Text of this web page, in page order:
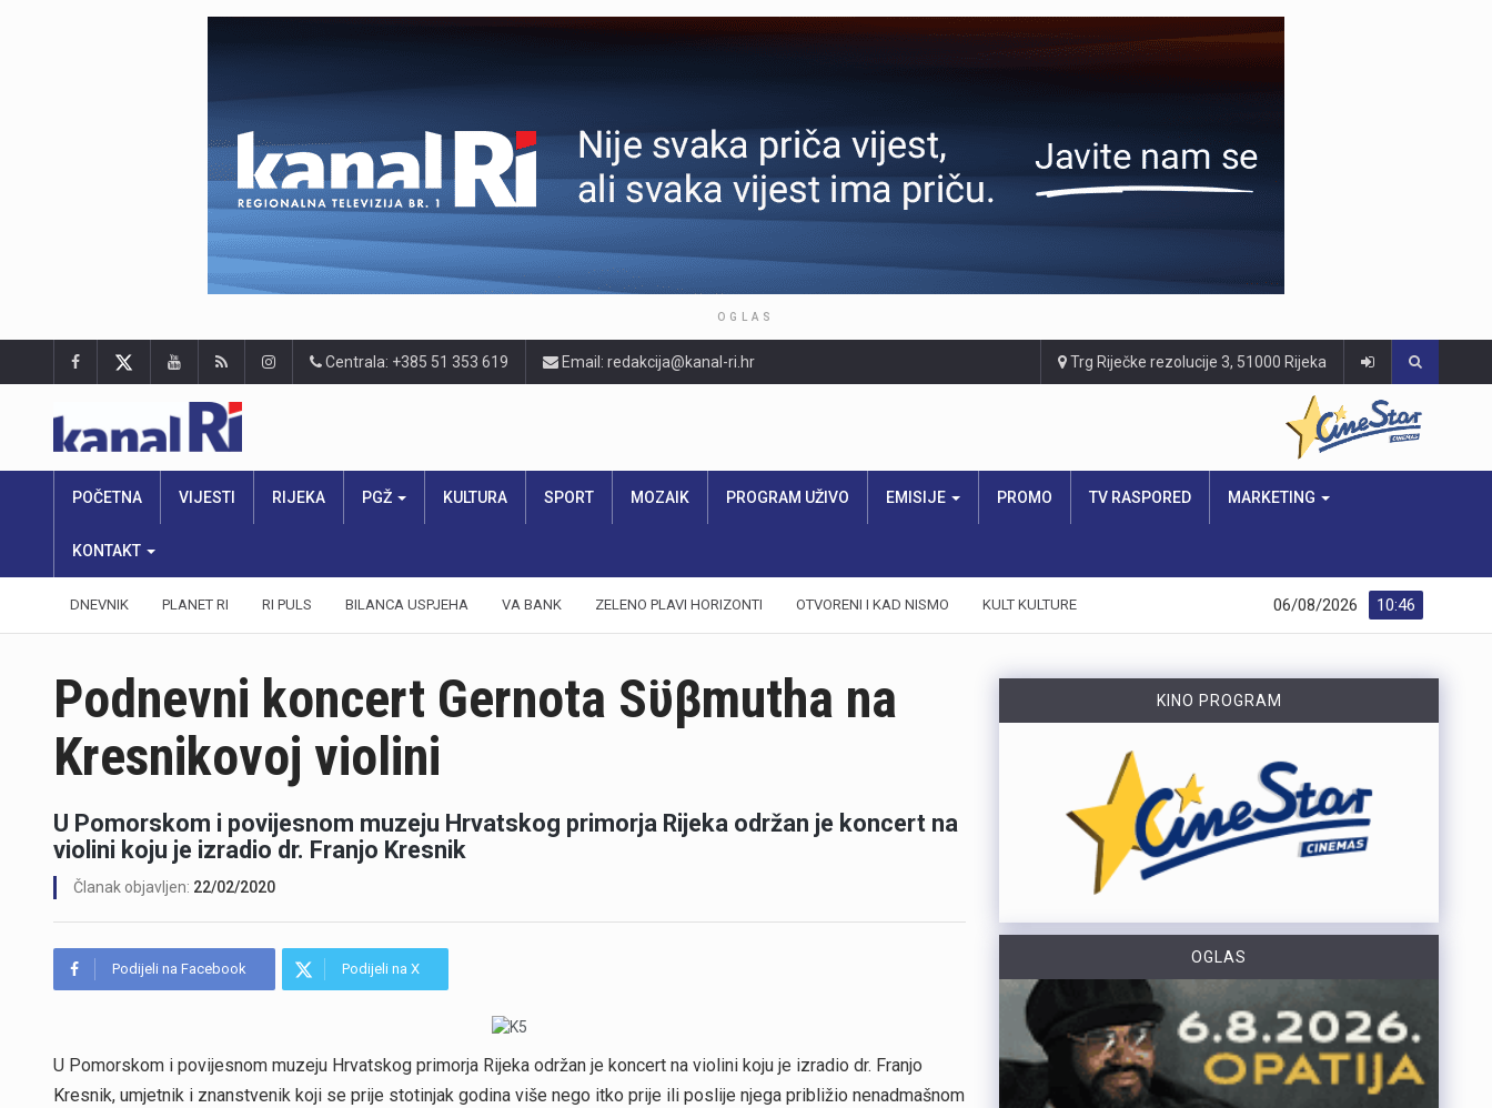
OGLAS
Centrala: +385 51 353 619 Email: redakcija@kanal-ri.hr Trg Riječke rezolucije 3, 51000 Rijeka
POČETNA VIJESTI RIJEKA PGŽ KULTURA SPORT MOZAIK PROGRAM UŽIVO EMISIJE PROMO TV RASPORED MARKETING
KONTAKT
DNEVNIK PLANET RI RI PULS BILANCA USPJEHA VA BANK ZELENO PLAVI HORIZONTI OTVORENI I KAD NISMO KULT KULTURE 10:46
06/08/2026
Podnevni koncert Gernota Sϋβmutha na
Kresnikovoj violini
U Pomorskom i povijesnom muzeju Hrvatskog primorja Rijeka održan je koncert na
violini koju je izradio dr. Franjo Kresnik
Članak objavljen: 22/02/2020
Podijeli na Facebook Podijeli na X
U Pomorskom i povijesnom muzeju Hrvatskog primorja Rijeka održan je koncert na violini koju je izradio dr. Franjo
Kresnik, umjetnik i znanstvenik koji se prije stotinjak godina više nego itko prije ili poslije njega približio nenadmašnom
KINO PROGRAM
OGLAS